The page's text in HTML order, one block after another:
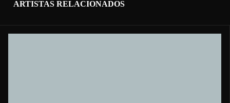
ARTISTAS RELACIONADOS